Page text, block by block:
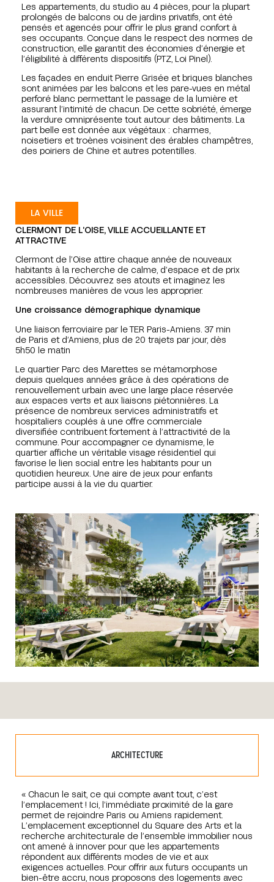
Les appartements, du studio au 4 pièces, pour la plupart
prolongés de balcons ou de jardins privatifs, ont été
pensés et agencés pour offrir le plus grand confort à
ses occupants. Conçue dans le respect des normes de
construction, elle garantit des économies d’énergie et
l’éligibilité à différents dispositifs (PTZ, Loi Pinel).
Les façades en enduit Pierre Grisée et briques blanches
sont animées par les balcons et les pare-vues en métal
perforé blanc permettant le passage de la lumière et
assurant l’intimité de chacun. De cette sobriété, émerge
la verdure omniprésente tout autour des bâtiments. La
part belle est donnée aux végétaux : charmes,
noisetiers et troènes voisinent des érables champêtres,
des poiriers de Chine et autres potentilles.
LA VILLE
CLERMONT DE L’OISE, VILLE ACCUEILLANTE ET
ATTRACTIVE
Clermont de l’Oise attire chaque année de nouveaux
habitants à la recherche de calme, d’espace et de prix
accessibles. Découvrez ses atouts et imaginez les
nombreuses manières de vous les approprier.
Une croissance démographique dynamique
Une liaison ferroviaire par le TER Paris-Amiens. 37 min
de Paris et d’Amiens, plus de 20 trajets par jour, dès
5h50 le matin
Le quartier Parc des Marettes se métamorphose
depuis quelques années grâce à des opérations de
renouvellement urbain avec une large place réservée
aux espaces verts et aux liaisons piétonnières. La
présence de nombreux services administratifs et
hospitaliers couplés à une offre commerciale
diversifiée contribuent fortement à l’attractivité de la
commune. Pour accompagner ce dynamisme, le
quartier affiche un véritable visage résidentiel qui
favorise le lien social entre les habitants pour un
quotidien heureux. Une aire de jeux pour enfants
participe aussi à la vie du quartier.
ARCHITECTURE
« Chacun le sait, ce qui compte avant tout, c’est
l’emplacement ! Ici, l’immédiate proximité de la gare
permet de rejoindre Paris ou Amiens rapidement.
L’emplacement exceptionnel du Square des Arts et la
recherche architecturale de l’ensemble immobilier nous
ont amené à innover pour que les appartements
répondent aux différents modes de vie et aux
exigences actuelles. Pour offrir aux futurs occupants un
bien-être accru, nous proposons des logements avec